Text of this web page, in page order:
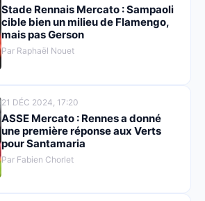
Stade Rennais Mercato : Sampaoli
cible bien un milieu de Flamengo,
mais pas Gerson
Par Raphaël Nouet
21 DÉC 2024, 17:20
ASSE Mercato : Rennes a donné
une première réponse aux Verts
pour Santamaria
Par Fabien Chorlet